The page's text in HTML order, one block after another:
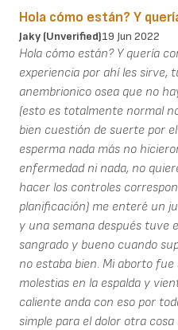
Hola cómo están? Y
Jaky (unverified)19 Jun 2022
Hola cómo están? Y quería
experiencia por ahí les sirve,
anembrionico osea que no
(esto es totalmente normal
bien cuestión de suerte por
esperma nada más no
enfermedad ni nada, no
hacer los controles
planificación) me enteré un
y una semana después tuve
sangrado y bueno cuando
no estaba bien. Mi aborto fue
molestias en la espalda y
caliente anda con eso por
simple para el dolor otra